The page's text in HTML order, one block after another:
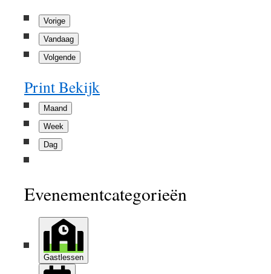
Vorige
Vandaag
Volgende
PrintBekijk
Maand
Week
Dag
Evenementcategorieën
Gastlessen